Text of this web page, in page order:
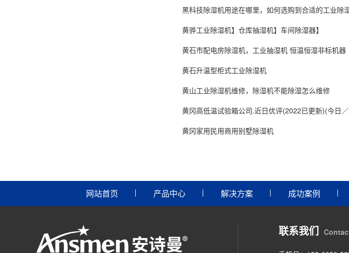
黑科技除湿机用途在哪里，如何选购到合适的工业除
黄骅工业除湿机】仓库抽湿机】车间除湿器】
黄石市配电房除湿机，工业抽湿机 恒温恒湿非标机器
黄石升温型柜式工业除湿机
黄山工业除湿机维修，除湿机不能除湿怎么维修
黄冈高低温试验箱公司.近日优评(2022已更新)(今日
黄冈家用民用商用别墅除湿机
网站首页 产品中心 解决方案 成功案例
联系我们